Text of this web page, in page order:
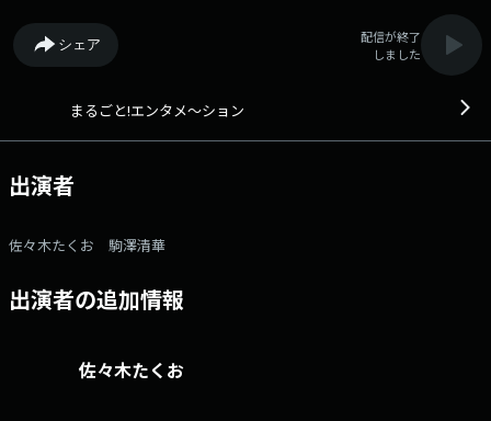
シェア
配信が終了
しました
まるごと!エンタメ～ション
出演者
佐々木たくお 駒澤清華
出演者の追加情報
佐々木たくお